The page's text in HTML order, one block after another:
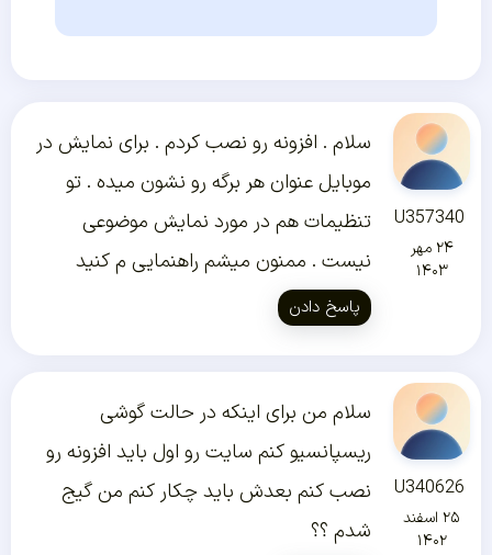
U357340
۲۴ مهر
۱۴۰۳
سلام . افزونه رو نصب کردم . برای نمایش در
موبایل عنوان هر برگه رو نشون میده . تو
تنظیمات هم در مورد نمایش موضوعی
نیست . ممنون میشم راهنمایی م کنید
پاسخ دادن
U340626
۲۵ اسفند
۱۴۰۲
سلام من برای اینکه در حالت گوشی
ریسپانسیو کنم سایت رو اول باید افزونه رو
نصب کنم بعدش باید چکار کنم من گیج
شدم ؟؟